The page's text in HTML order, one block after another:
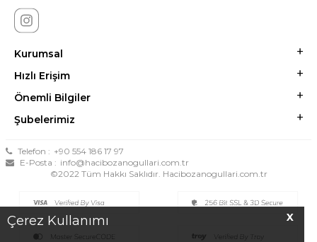
X
Çerez Kullanımı
Kurumsal
Hızlı Erişim
Önemli Bilgiler
Şubelerimiz
Telefon : +90 554 186 17 97
E-Posta : info@hacibozanogullari.com.tr
©2022 Tüm Hakkı Saklıdır. Hacibozanogullari.com.tr